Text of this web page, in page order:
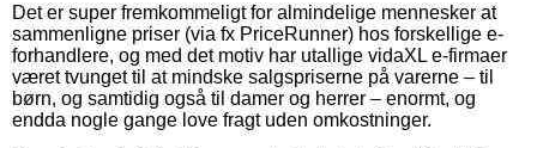
Det er super fremkommeligt for almindelige mennesker at
sammenligne priser (via fx PriceRunner) hos forskellige e-
forhandlere, og med det motiv har utallige vidaXL e-firmaer
været tvunget til at mindske salgspriserne på varerne – til
børn, og samtidig også til damer og herrer – enormt, og
endda nogle gange love fragt uden omkostninger.